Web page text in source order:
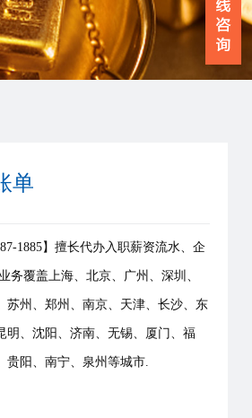
单
1885】擅长代办入职薪资流水、企
务覆盖上海、北京、广州、深圳、
苏州、郑州、南京、天津、长沙、东
明、沈阳、济南、无锡、厦门、福
贵阳、南宁、泉州等城市.